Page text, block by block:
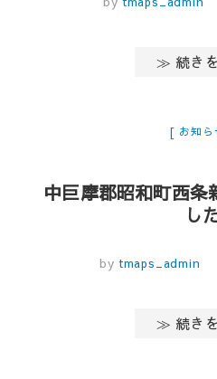
≫ 続き
お知ら
中巨摩郡昭和町西
し
by tmaps_admin
≫ 続き